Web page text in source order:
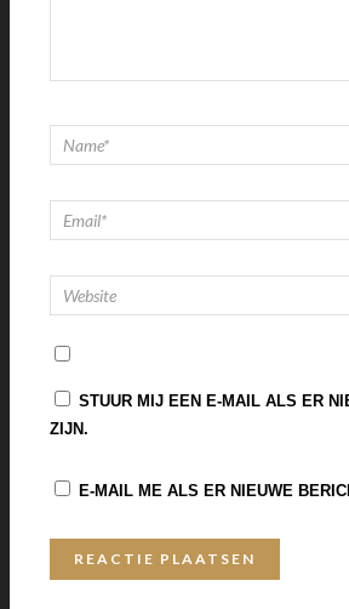
STUUR MIJ EEN E-MAIL ALS ER
ZIJN.
E-MAIL ME ALS ER NIEUWE